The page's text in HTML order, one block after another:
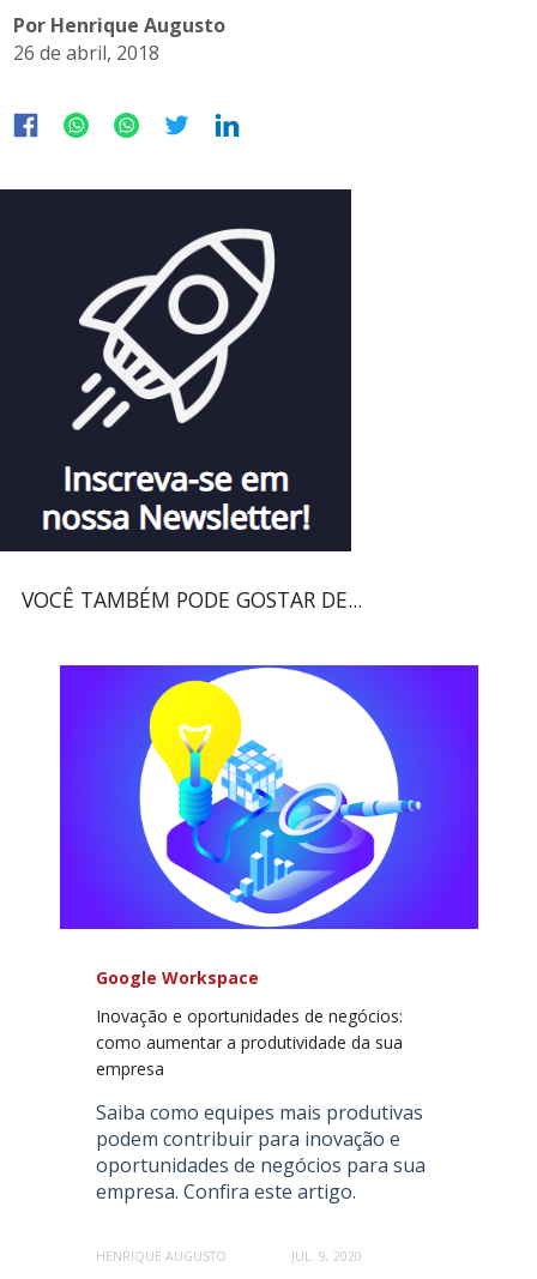
Por Henrique Augusto
26 de abril, 2018
VOCÊ TAMBÉM PODE GOSTAR DE...
Google Workspace
Inovação e oportunidades de negócios:
como aumentar a produtividade da sua
empresa
Saiba como equipes mais produtivas
podem contribuir para inovação e
oportunidades de negócios para sua
empresa. Confira este artigo.
HENRIQUE AUGUSTO JUL. 9, 2020